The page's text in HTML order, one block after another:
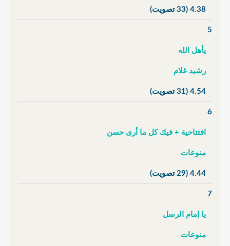
4.38 (33 تصويت)
5
يأهل الله
رشيد غلام
4.54 (31 تصويت)
6
افتتاحية + فيك كل ما أرى حسن
منوعات
4.44 (29 تصويت)
7
يا إمام الرسل
منوعات